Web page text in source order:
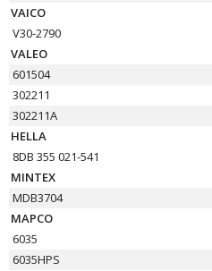
VAICO
V30-2790
VALEO
601504
302211
302211A
HELLA
8DB 355 021-541
MINTEX
MDB3704
MAPCO
6035
6035HPS